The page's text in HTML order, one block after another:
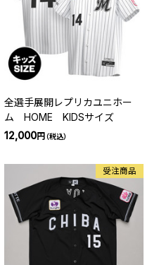
全選手展開レプリカユニホー
ム HOME KIDSサイズ
12,000円（税込）
受注商品